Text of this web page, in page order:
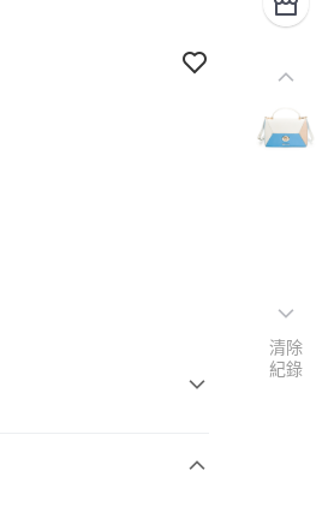
清除
紀錄